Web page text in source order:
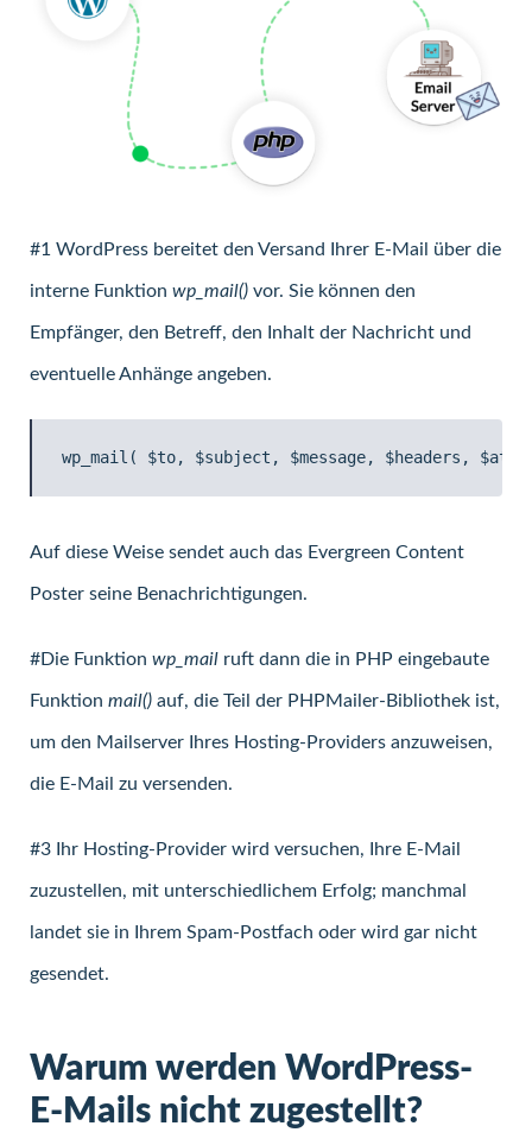
#1 WordPress bereitet den Versand Ihrer E-Mail über die
interne Funktion wp_mail() vor. Sie können den
Empfänger, den Betreff, den Inhalt der Nachricht und
eventuelle Anhänge angeben.
wp_mail( $to, $subject, $message, $headers,
Auf diese Weise sendet auch das Evergreen Content
Poster seine Benachrichtigungen.
#Die Funktion wp_mail ruft dann die in PHP eingebaute
Funktion mail() auf, die Teil der PHPMailer-Bibliothek ist,
um den Mailserver Ihres Hosting-Providers anzuweisen,
die E-Mail zu versenden.
#3 Ihr Hosting-Provider wird versuchen, Ihre E-Mail
zuzustellen, mit unterschiedlichem Erfolg; manchmal
landet sie in Ihrem Spam-Postfach oder wird gar nicht
gesendet.
Warum werden WordPress-
E-Mails nicht zugestellt?